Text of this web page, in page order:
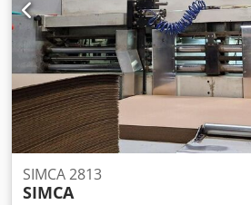
SIMCA 2813
SIMCA